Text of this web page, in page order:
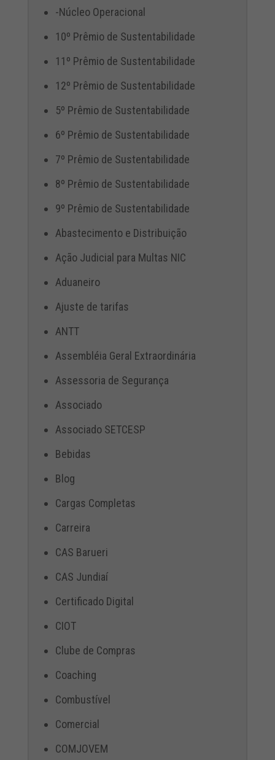
-Núcleo Operacional
10º Prêmio de Sustentabilidade
11º Prêmio de Sustentabilidade
12º Prêmio de Sustentabilidade
5º Prêmio de Sustentabilidade
6º Prêmio de Sustentabilidade
7º Prêmio de Sustentabilidade
8º Prêmio de Sustentabilidade
9º Prêmio de Sustentabilidade
Abastecimento e Distribuição
Ação Judicial para Multas NIC
Aduaneiro
Ajuste de tarifas
ANTT
Assembléia Geral Extraordinária
Assessoria de Segurança
Associado
Associado SETCESP
Bebidas
Blog
Cargas Completas
Carreira
CAS Barueri
CAS Jundiaí
Certificado Digital
CIOT
Clube de Compras
Coaching
Combustível
Comercial
COMJOVEM